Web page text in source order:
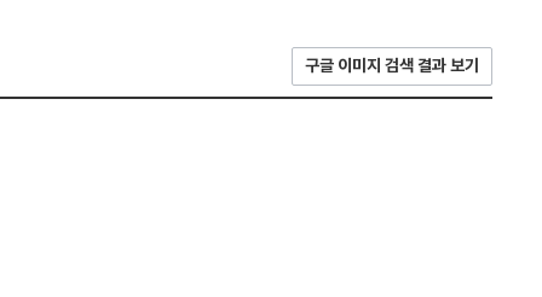
구글 이미지 검색 결과 보기